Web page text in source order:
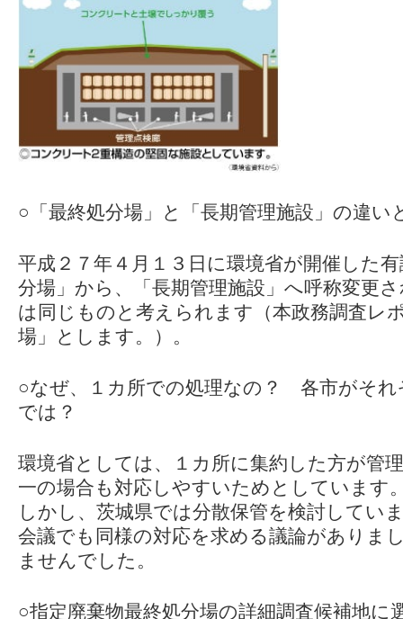
○「最終処分場」と「長期管理施設」の違い
平成２７年４月１３日に環境省が開催した
分場」から、「長期管理施設」へ呼称変更
は同じものと考えられます（本政務調査レ
場」とします。）。
○なぜ、１カ所での処理なの？ 各市がそれ
では？
環境省としては、１カ所に集約した方が管
一の場合も対応しやすいためとしています
しかし、茨城県では分散保管を検討してい
会議でも同様の対応を求める議論がありま
ませんでした。
○指定廃棄物最終処分場の詳細調査候補地に